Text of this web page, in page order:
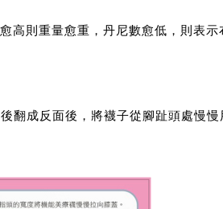
高則重量愈重，丹尼數愈低，則表示
翻成反面後，將襪子從腳趾頭處慢